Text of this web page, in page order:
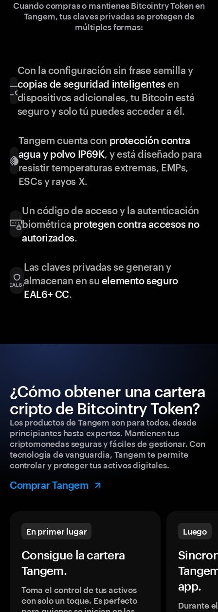
Cuando compras o mantienes Bitcointry Token en
Tangem, tus claves privadas se protegen de
múltiples formas:
Con la configuración sin frase semilla y
copias de seguridad inteligentesen
dispositivos adicionales, tu Bitcoin está
seguro y solo tú puedes acceder a él.
Tangem cuenta con protección contra
agua y polvo IP69K, y está diseñado para
resistir temperaturas extremas, EMPs,
ESCs y rayos X.
Un código de acceso y la autenticación
biométrica protegen contra accesos no
autorizados.
Las claves privadas se generan y
almacenan en su elemento seguro
EAL6+ CC.
¿Cómo obtener una cartera
cripto de Bitcointry Token?
Los productos de Tangem son para todos, desde
principiantes hasta expertos. Mantienen tus
criptomonedas seguras y fáciles de gestionar. Con
tecnología de vanguardia, Tangem te permite
controlar y proteger tus activos digitales.
Comprar Tangem
En primer lugar
Consigue la cartera
Tangem.
Toma el control de tus activos
con solo un toque. Es perfecto
Luego
app.
Durante